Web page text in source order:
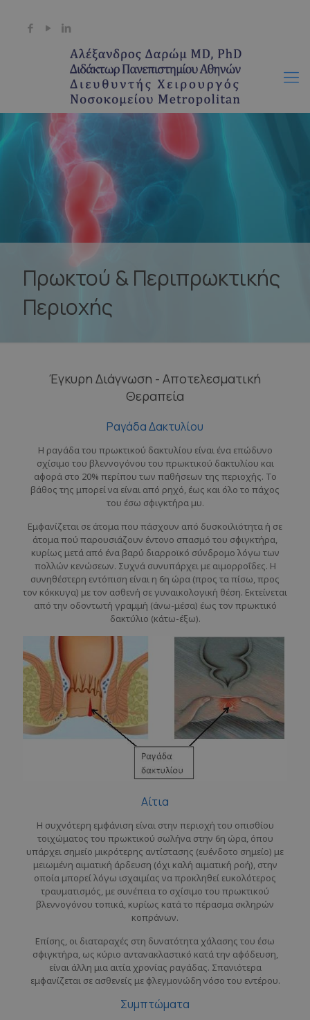
Πρωκτού & Περιπρωκτικής
Περιοχής
Έγκυρη Διάγνωση - Αποτελεσματική
Θεραπεία
Ραγάδα Δακτυλίου
H ραγάδα του πρωκτικού δακτυλίου είναι ένα επώδυνο
σχίσιμο του βλεννογόνου του πρωκτικού δακτυλίου και
αφορά στο 20% περίπου των παθήσεων της περιοχής. Το
βάθος της μπορεί να είναι από ρηχό, έως και όλο το πάχος
του έσω σφιγκτήρα μυ.
Εμφανίζεται σε άτομα που πάσχουν από δυσκοιλιότητα ή σε
άτομα πού παρουσιάζουν έντονο σπασμό του σφιγκτήρα,
κυρίως μετά από ένα βαρύ διαρροϊκό σύνδρομο λόγω των
πολλών κενώσεων. Συχνά συνυπάρχει με αιμορροΐδες. Η
συνηθέστερη εντόπιση είναι η 6η ώρα (προς τα πίσω, προς
τον κόκκυγα) με τον ασθενή σε γυναικολογική θέση. Εκτείνεται
από την οδοντωτή γραμμή (άνω-μέσα) έως τον πρωκτικό
δακτύλιο (κάτω-έξω).
Αίτια
Η συχνότερη εμφάνιση είναι στην περιοχή του οπισθίου
τοιχώματος του πρωκτικού σωλήνα στην 6η ώρα, όπου
υπάρχει σημείο μικρότερης αντίστασης (ευένδοτο σημείο) με
μειωμένη αιματική άρδευση (όχι καλή αιματική ροή), στην
οποία μπορεί λόγω ισχαιμίας να προκληθεί ευκολότερος
τραυματισμός, με συνέπεια το σχίσιμο του πρωκτικού
βλεννογόνου τοπικά, κυρίως κατά το πέρασμα σκληρών
κοπράνων.
Επίσης, οι διαταραχές στη δυνατότητα χάλασης του έσω
σφιγκτήρα, ως κύριο αντανακλαστικό κατά την αφόδευση,
είναι άλλη μια αιτία χρονίας ραγάδας. Σπανιότερα
εμφανίζεται σε ασθενείς με φλεγμονώδη νόσο του εντέρου.
Συμπτώματα